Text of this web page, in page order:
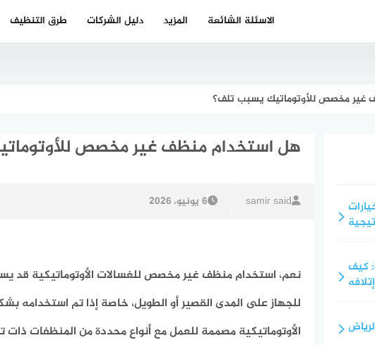
طرق التنظيف دليل الشركات المزيد الاسئلة الشائعة
غير مخصص للأوتوماتيك يسبب تلف؟
هل استخدام منظف غير مخصص
samir said 6 يونيو، 2026
نعم، استخدام منظف غير مخصص للغسالات الأوتوماتيكية قد
للجهاز على المدى القصير أو الطويل، خاصة إذا تم استخدامه
الأوتوماتيكية مصممة للعمل مع أنواع محددة من المنظفات ذات
كيف